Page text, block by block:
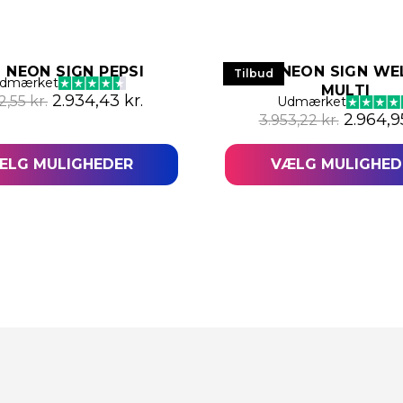
kr..
5.251,76 kr..
NEON SIGN PEPSI
kr. Den oprindelige pris var: 3.912,55 kr..
2.934,43 kr. Den aktuelle pris er: 2.934,43 kr..
MULIGHEDER
Tilbud
LED NEON SIGN
MULTI
Udmærket
3.953,22kr. Den
VÆLG